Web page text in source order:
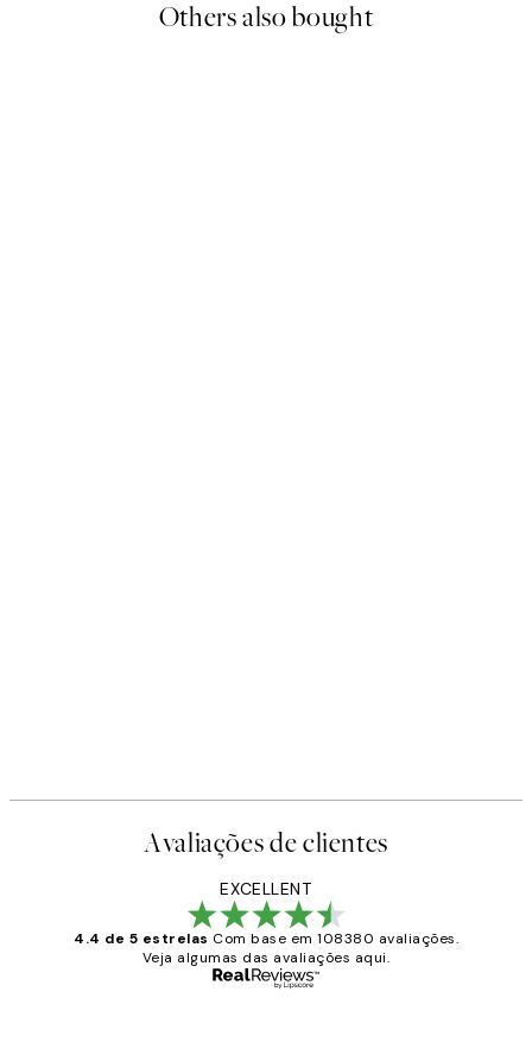
Others also bought
Avaliações de clientes
EXCELLENT
4.4 de 5 estrelas Com base em 108380 avaliações.
Veja algumas das avaliações aqui.